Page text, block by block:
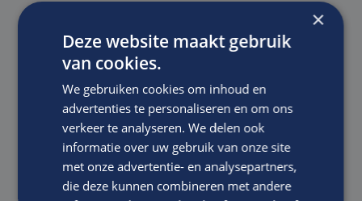
Motivatie:
×
Deze website maakt gebruik
van cookies.
We gebruiken cookies om inhoud en
advertenties te personaliseren en om ons
verkeer te analyseren. We delen ook
informatie over uw gebruik van onze site
met onze advertentie- en analysepartners,
die deze kunnen combineren met andere